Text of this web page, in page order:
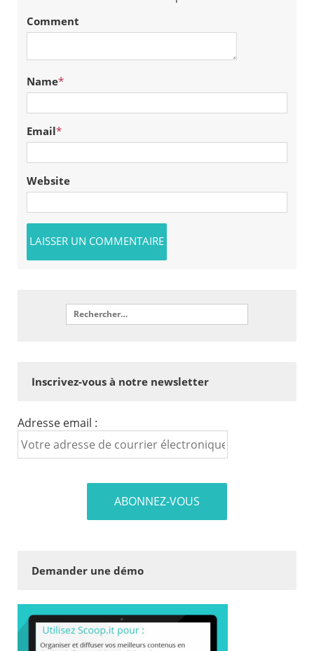
Comment
Name*
Email*
Website
Inscrivez-vous à notre newsletter
Adresse email :
Demander une démo